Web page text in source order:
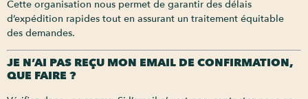
Cette organisation nous permet de garantir des délais
d’expédition rapides tout en assurant un traitement équitable
des demandes.
JE N’AI PAS REÇU MON EMAIL DE CONFIRMATION,
QUE FAIRE ?